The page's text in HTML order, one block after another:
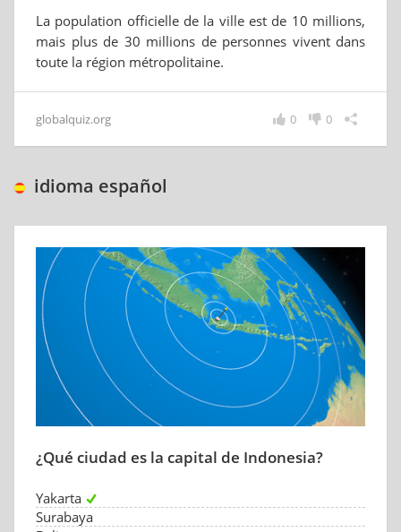
La population officielle de la ville est de 10 millions,
mais plus de 30 millions de personnes vivent dans
toute la région métropolitaine.
globalquiz.org 0
0
idioma español
¿Qué ciudad es la capital de Indonesia?
Yakarta
Surabaya